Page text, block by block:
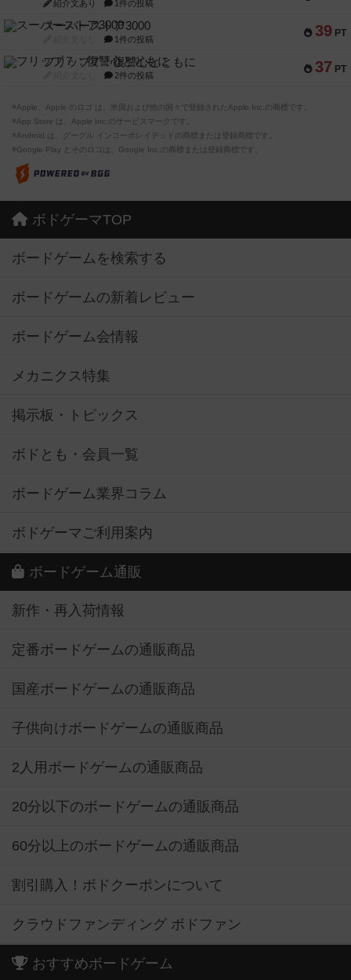
紹介文あり 1件の投稿
39 PT
スーパーストア3000
1件の投稿
37 PT
フリップ７：復讐心とともに
2件の投稿
※Apple、Apple のロゴ は、米国および他の国々で登録されたApple Inc.の商標です。
※App Store は、Apple Inc.のサービスマークです。
※Android は、グーグル インコーポレイテッドの商標または登録商標です。
※Google Play とそのロゴは、Google Inc.の商標または登録商標です。
ボドゲーマTOP
ボードゲームを検索する
ボードゲームの新着レビュー
ボードゲーム会情報
メカニクス特集
掲示板・トピックス
ボドとも・会員一覧
ボードゲーム業界コラム
ボドゲーマご利用案内
ボードゲーム通販
新作・再入荷情報
定番ボードゲームの通販商品
国産ボードゲームの通販商品
子供向けボードゲームの通販商品
2人用ボードゲームの通販商品
20分以下のボードゲームの通販商品
60分以上のボードゲームの通販商品
割引購入！ボドクーポンについて
クラウドファンディング ボドファン
おすすめボードゲーム